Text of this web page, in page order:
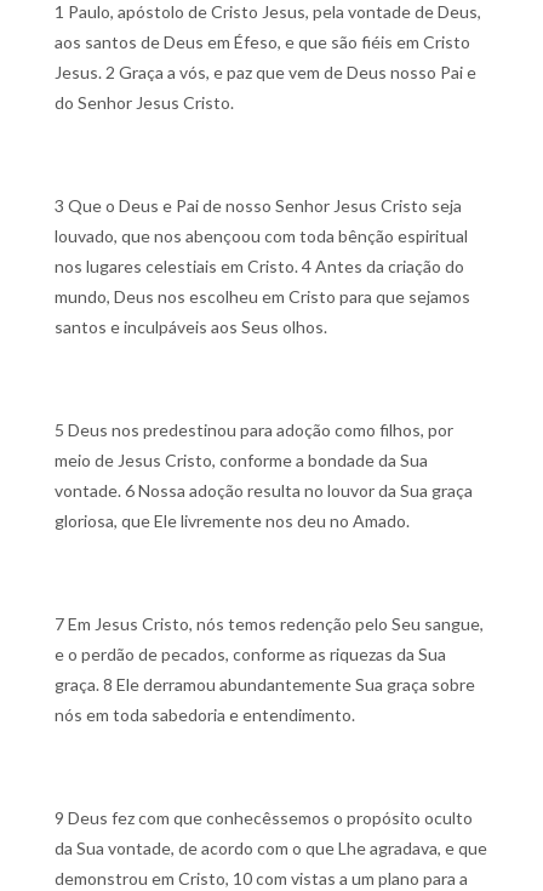
1 Paulo, apóstolo de Cristo Jesus, pela vontade de Deus,
aos santos de Deus em Éfeso, e que são fiéis em Cristo
Jesus. 2 Graça a vós, e paz que vem de Deus nosso Pai e
do Senhor Jesus Cristo.
3 Que o Deus e Pai de nosso Senhor Jesus Cristo seja
louvado, que nos abençoou com toda bênção espiritual
nos lugares celestiais em Cristo.4 Antes da criação do
mundo, Deus nos escolheu em Cristo para que sejamos
santos e inculpáveis aos Seus olhos.
5 Deus nos predestinou para adoção como filhos, por
meio de Jesus Cristo, conforme a bondade da Sua
vontade.6 Nossa adoção resulta no louvor da Sua graça
gloriosa, que Ele livremente nos deu no Amado.
7 Em Jesus Cristo, nós temos redenção pelo Seu sangue,
e o perdão de pecados, conforme as riquezas da Sua
graça.8 Ele derramou abundantemente Sua graça sobre
nós em toda sabedoria e entendimento.
9 Deus fez com que conhecêssemos o propósito oculto
da Sua vontade, de acordo com o que Lhe agradava, e que
demonstrou em Cristo, 10 com vistas a um plano para a